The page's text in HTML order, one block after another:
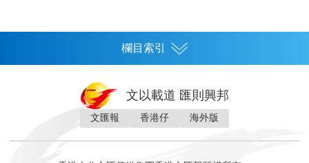
欄目索引
灣區人
文以載道 匯則興邦
文匯報 香港仔 海外版